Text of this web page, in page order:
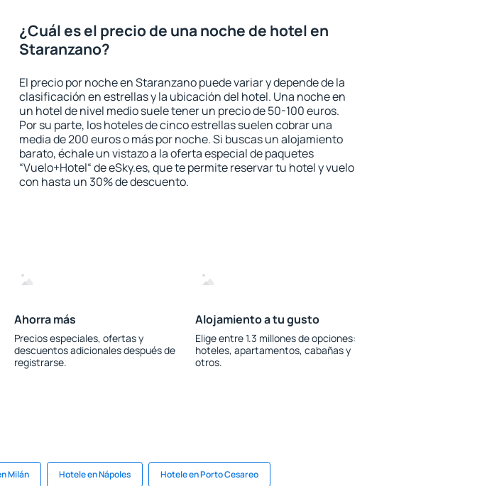
¿Cuál es el precio de una noche de hotel en
Staranzano?
El precio por noche en Staranzano puede variar y depende de la
clasificación en estrellas y la ubicación del hotel. Una noche en
un hotel de nivel medio suele tener un precio de 50-100 euros.
Por su parte, los hoteles de cinco estrellas suelen cobrar una
media de 200 euros o más por noche. Si buscas un alojamiento
barato, échale un vistazo a la oferta especial de paquetes
“Vuelo+Hotel“ de eSky.es, que te permite reservar tu hotel y vuelo
con hasta un 30% de descuento.
Ahorra más
Precios especiales, ofertas y
descuentos adicionales después de
registrarse.
Alojamiento a tu gusto
Elige entre 1.3 millones de opciones:
hoteles, apartamentos, cabañas y
otros.
Milán Hotele en Nápoles Hotele en Porto Cesareo